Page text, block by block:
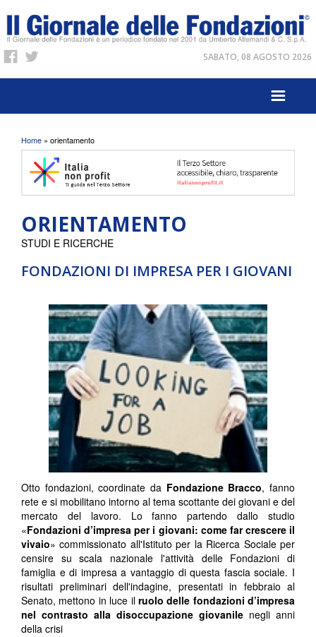
SABATO, 08 AGOSTO 2026
Tu sei qui
Home » orientamento
ORIENTAMENTO
FONDAZIONI DI IMPRESA PER I GIOVANI
STUDI E RICERCHE
Otto fondazioni, coordinate da Fondazione Bracco, fanno
rete e si mobilitano intorno al tema scottante dei giovani e del
mercato del lavoro. Lo fanno partendo dallo studio
«Fondazioni d’impresa per i giovani: come far crescere il
vivaio» commissionato all'Istituto per la Ricerca Sociale per
censire su scala nazionale l'attività delle Fondazioni di
famiglia e di impresa a vantaggio di questa fascia sociale. I
risultati preliminari dell'indagine, presentati in febbraio al
Senato, mettono in luce ilruolo delle fondazioni d’impresa
nel contrasto alla disoccupazione giovanile negli anni
della crisi